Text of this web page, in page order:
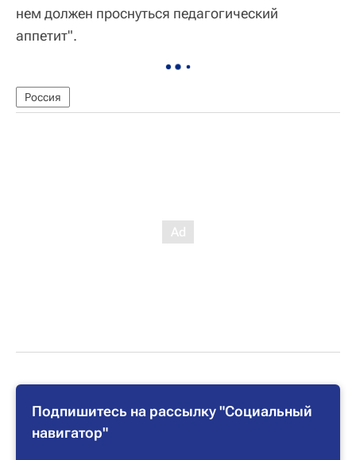
нем должен проснуться педагогический
аппетит".
Россия
Подпишитесь на рассылку "Социальный
навигатор"